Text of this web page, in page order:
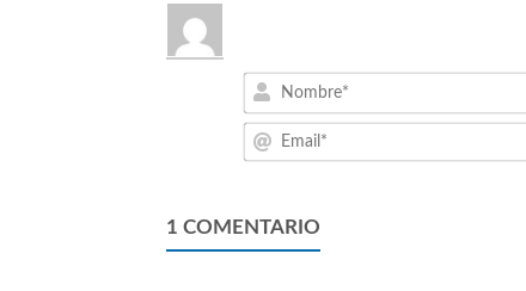
1 COMENTARIO